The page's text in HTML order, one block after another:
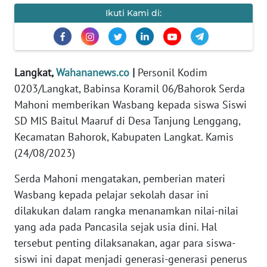
Ikuti Kami di:
Langkat,Wahananews.co | Personil Kodim
0203/Langkat, Babinsa Koramil 06/Bahorok Serda
Mahoni memberikan Wasbang kepada siswa Siswi
SD MIS Baitul Maaruf di Desa Tanjung Lenggang,
Kecamatan Bahorok, Kabupaten Langkat. Kamis
(24/08/2023)
Serda Mahoni mengatakan, pemberian materi
Wasbang kepada pelajar sekolah dasar ini
dilakukan dalam rangka menanamkan nilai-nilai
yang ada pada Pancasila sejak usia dini. Hal
tersebut penting dilaksanakan, agar para siswa-
siswi ini dapat menjadi generasi-generasi penerus
PEDOMAN
SIBER
REDAKSI
Wahana
Regional
WN
SUMUT